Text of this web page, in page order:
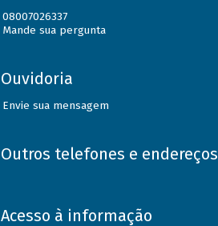
08007026337
Mande sua pergunta
Ouvidoria
Envie sua mensagem
Outros telefones e endereços
Acesso à informação